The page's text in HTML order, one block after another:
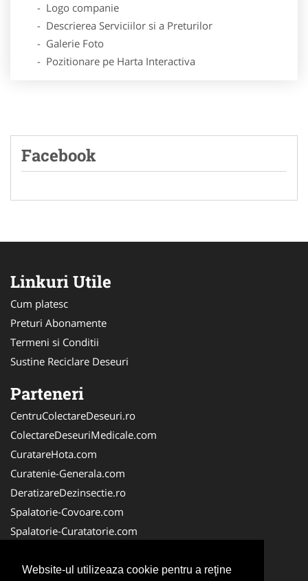
Website-ul utilizeaza cookie pentru a reţine
- Logo companie
- Descrierea Serviciilor si a Preturilor
- Galerie Foto
- Pozitionare pe Harta Interactiva
Facebook
Linkuri Utile
Cum platesc
Preturi Abonamente
Termeni si Conditii
Sustine Reciclare Deseuri
Parteneri
CentruColectareDeseuri.ro
ColectareDeseuriMedicale.com
CuratareHota.com
Curatenie-Generala.com
DeratizareDezinsectie.ro
Spalatorie-Covoare.com
Spalatorie-Curatatorie.com
FirmaDeratizare.ro